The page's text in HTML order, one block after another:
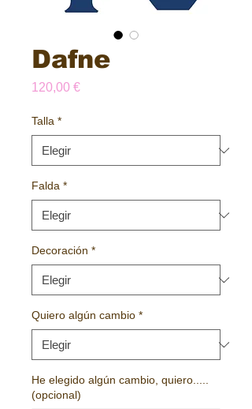
Dafne
120,00 €Precio
Talla *
Falda *
Decoración *
Quiero algún cambio *
He elegido algún cambio, quiero.....
(opcional)